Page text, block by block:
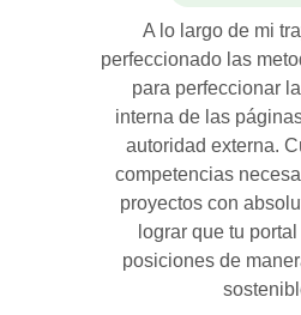
A lo largo de mi
perfeccionado las
para perfeccionar
interna de las
autoridad externa.
competencias
proyectos con
lograr que tu
posiciones de